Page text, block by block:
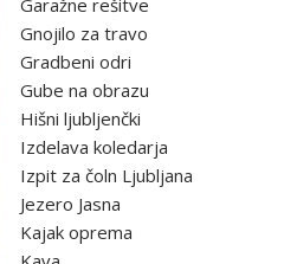
Garažne rešitve
Gnojilo za travo
Gradbeni odri
Gube na obrazu
Hišni ljubljenčki
Izdelava koledarja
Izpit za čoln Ljubljana
Jezero Jasna
Kajak oprema